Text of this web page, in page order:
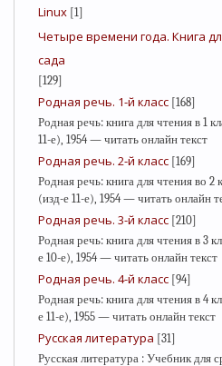
Linux [1]
Четыре времени года. Книга
сада
[129]
Родная речь. 1-й класс [168]
Родная речь: книга для чтения в 1
11-е), 1954 — читать онлайн текст
Родная речь. 2-й класс [169]
Родная речь: книга для чтения во 2
(изд-е 11-е), 1954 — читать онлайн
Родная речь. 3-й класс [210]
Родная речь: книга для чтения в 3
е 10-е), 1954 — читать онлайн текст
Родная речь. 4-й класс [94]
Родная речь: книга для чтения в 4
е 11-е), 1955 — читать онлайн текст
Русская литература [31]
Русская литература : Учебник для